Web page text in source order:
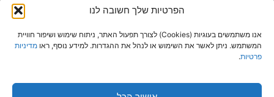
הפרטיות שלך חשובה לנו
אנו משתמשים בעוגיות (Cookies) לצורך תפעול האתר, ניתוח שימוש ושיפור חוויית
המשתמש. ניתן לאשר את השימוש או לנהל את ההגדרות. למידע נוסף, ראו מדיניות
פרטיות.
תוקה פתרונות חכמים
הצהרת נגישות
מקדחות פנאומטיות
מפתחות הידרופנאומטים